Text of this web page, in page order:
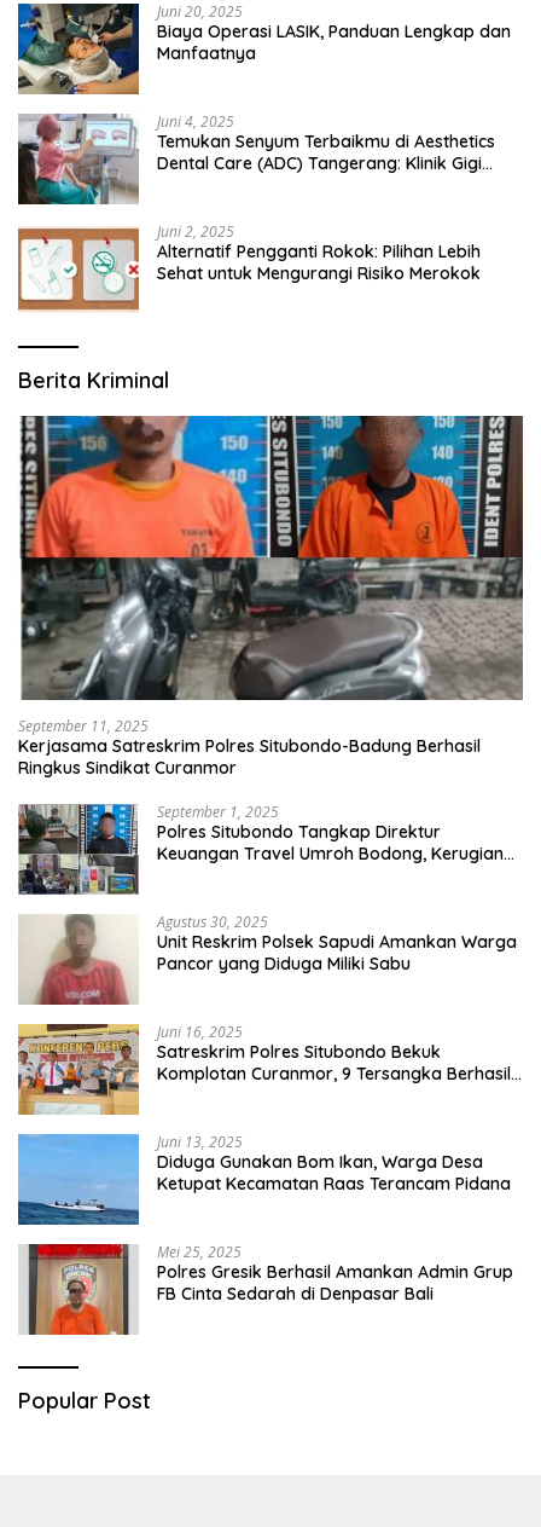
Juni 20, 2025
Biaya Operasi LASIK, Panduan Lengkap dan
Manfaatnya
Juni 4, 2025
Temukan Senyum Terbaikmu di Aesthetics
Dental Care (ADC) Tangerang: Klinik Gigi
Juni 2, 2025
Alternatif Pengganti Rokok: Pilihan Lebih
Sehat untuk Mengurangi Risiko Merokok
Berita Kriminal
September 11, 2025
Kerjasama Satreskrim Polres Situbondo-Badung Berhasil
Ringkus Sindikat Curanmor
September 1, 2025
Polres Situbondo Tangkap Direktur
Keuangan Travel Umroh Bodong, Kerugian
Agustus 30, 2025
Unit Reskrim Polsek Sapudi Amankan Warga
Pancor yang Diduga Miliki Sabu
Juni 16, 2025
Satreskrim Polres Situbondo Bekuk
Komplotan Curanmor, 9 Tersangka Berhasil
Juni 13, 2025
Diduga Gunakan Bom Ikan, Warga Desa
Ketupat Kecamatan Raas Terancam Pidana
Mei 25, 2025
Polres Gresik Berhasil Amankan Admin Grup
FB Cinta Sedarah di Denpasar Bali
Popular Post